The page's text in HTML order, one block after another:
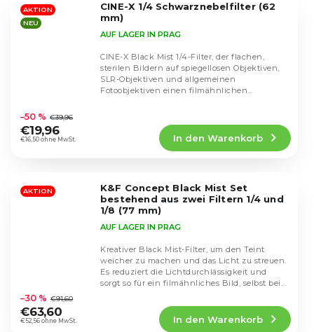
Sternen.
AKTION
NEU
CINE-X 1/4 Schwarznebelfilter (62
mm)
durchschnittliche
Produktbewertung
ist
Sternen.
AUF LAGER IN PRAG
€16,50 ohne MwSt.
–50 % €39,96
€19,96
In den Warenkorb
CINE-X Black Mist 1/4-Filter, der flachen,
sterilen Bildern auf spiegellosen Objektiven,
SLR-Objektiven und allgemeinen
Fotoobjektiven einen filmähnlichen
AKTION
K&F Concept Black Mist Set
bestehend aus zwei Filtern 1/4 und
1/8 (77 mm)
durchschnittliche
Produktbewertung
ist
AUF LAGER IN PRAG
€52,56 ohne MwSt.
–30 % €91,60
€63,60
In den Warenkorb
Kreativer Black Mist-Filter, um den Teint
weicher zu machen und das Licht zu streuen.
Es reduziert die Lichtdurchlässigkeit und
sorgt so für ein filmähnliches Bild, selbst bei...